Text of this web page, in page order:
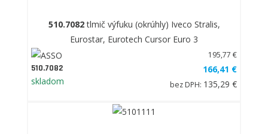
510.7082tlmič výfuku (okrúhly) Iveco Stralis,
Eurostar, Eurotech Cursor Euro 3
510.7082
skladom
195,77 €
166,41 €
bez DPH: 135,29 €